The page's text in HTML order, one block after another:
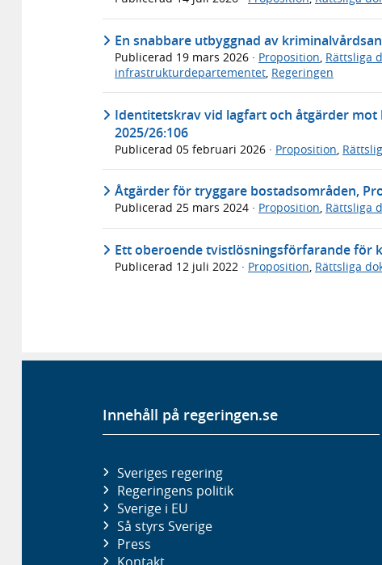
En snabbare utbyggnad av
Publicerad 19 mars 2026 · Proposition, Rättsliga
infrastrukturdepartementet, Regeringen
Identitetskrav vid lagfart och åtgärder
2025/26:106
Publicerad 05 februari 2026 · Proposition
Åtgärder för tryggare bostadsområden,
Publicerad 25 mars 2024 · Proposition, Rättsliga
Ett oberoende tvistlösningsförfarande för
Publicerad 12 juli 2022 · Proposition, Rättsliga
Innehåll på regeringen.se
Sveriges regering
Regeringens politik
Sverige i EU
Så styrs Sverige
Press